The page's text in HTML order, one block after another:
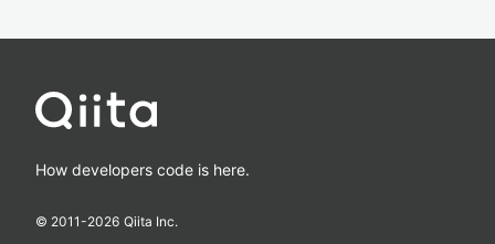
How developers code is here.
© 2011-2026 Qiita Inc.